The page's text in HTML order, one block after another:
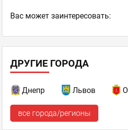
Ваc может заинтересовать:
ДРУГИЕ ГОРОДА
Днепр Львов
все города/регионы